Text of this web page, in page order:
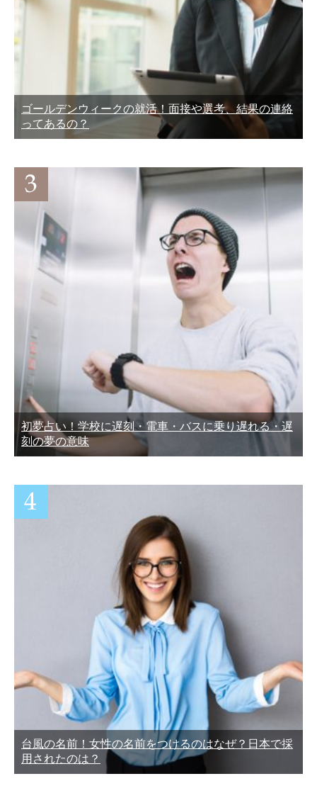
ゴールデンウィークの就活！面接や選考、結果の連絡
ってあるの？
初夢占い！学校に遅刻・電車・バスに乗り遅れる・遅
刻の夢の意味
台風の名前！女性の名前をつけるのはなぜ？日本で採
用されたのは？